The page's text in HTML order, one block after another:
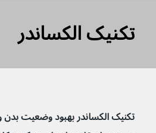
تکنیک الکساندر
تکنیک الکساندر بهبود وضعیت